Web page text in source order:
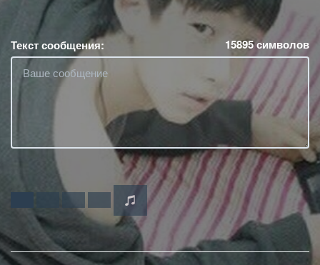
Текст сообщения: 15895символов